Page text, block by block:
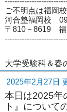
ご不明点は福岡
河合塾福岡校
〒810－8619 福
大学受験科＆春
2025年2月27日
本日は2025年
ト』について